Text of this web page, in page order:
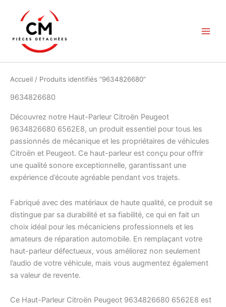
contenu
Accueil / Produits identifiés “9634826680”
9634826680
Découvrez notre Haut-Parleur Citroën Peugeot
9634826680 6562E8, un produit essentiel pour tous les
passionnés de mécanique et les propriétaires de véhicules
Citroën et Peugeot. Ce haut-parleur est conçu pour offrir
une qualité sonore exceptionnelle, garantissant une
expérience d’écoute agréable pendant vos trajets.
Fabriqué avec des matériaux de haute qualité, ce produit se
distingue par sa durabilité et sa fiabilité, ce qui en fait un
choix idéal pour les mécaniciens professionnels et les
amateurs de réparation automobile. En remplaçant votre
haut-parleur défectueux, vous améliorez non seulement
l’audio de votre véhicule, mais vous augmentez également
sa valeur de revente.
Ce Haut-Parleur Citroën Peugeot 9634826680 6562E8 est